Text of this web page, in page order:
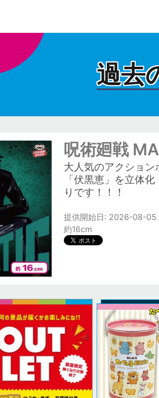
過去
呪術廻戦
大人気のアクショ
「伏黒恵」を立体
りです！！！
提供開始日: 2026-08-
約16cm